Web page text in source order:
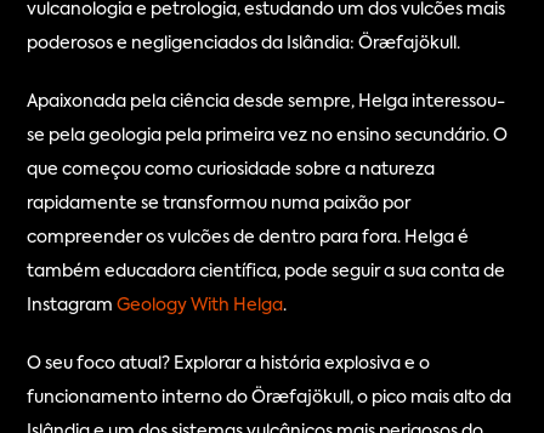
vulcanologia e petrologia, estudando um dos vulcões mais
poderosos e negligenciados da Islândia: Öræfajökull.
Apaixonada pela ciência desde sempre, Helga interessou-
se pela geologia pela primeira vez no ensino secundário. O
que começou como curiosidade sobre a natureza
rapidamente se transformou numa paixão por
compreender os vulcões de dentro para fora. Helga é
também educadora científica, pode seguir a sua conta de
Instagram Geology With Helga.
O seu foco atual? Explorar a história explosiva e o
funcionamento interno do Öræfajökull, o pico mais alto da